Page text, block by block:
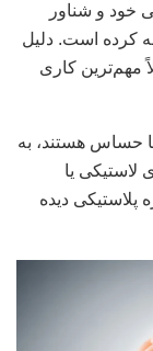
خود و شناور
کرده است. دلیل
مهم‌ترین کاری
حساس هستند، به
لاستیکی یا
پلاستیکی دیده